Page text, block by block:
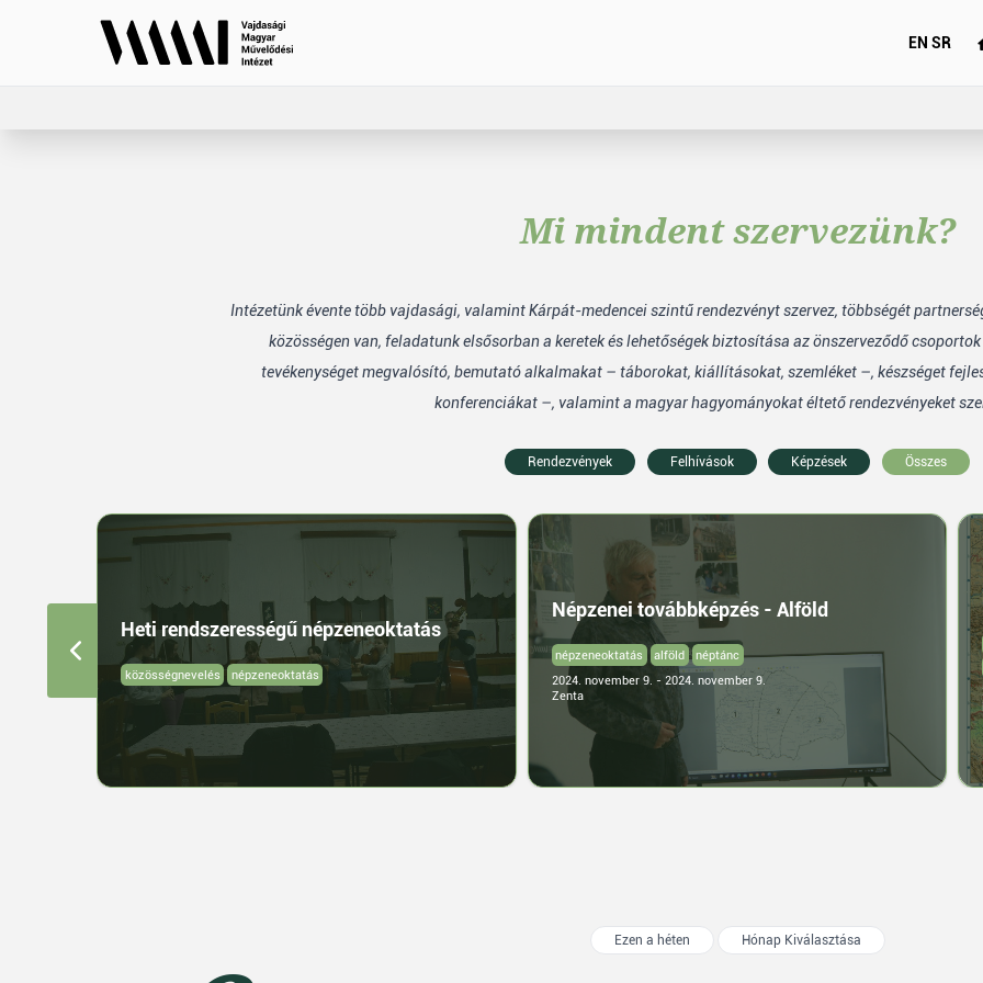
EN SR
Mi mindent szervezünk?
Intézetünk évente több vajdasági, valamint Kárpát-medencei szintű rendezvényt szervez, többségét
közösségen van, feladatunk elsősorban a keretek és lehetőségek biztosítása az önszerveződő
tevékenységet megvalósító, bemutató alkalmakat – táborokat, kiállításokat, szemléket –, készséget
konferenciákat –, valamint a magyar hagyományokat éltető rendezvényeket
Rendezvények Felhívások Képzések Összes
Heti rendszerességű népzeneoktatás
közösségnevelés népzeneoktatás
Népzenei továbbképzés - Alföld
népzeneoktatás alföld
néptánc
2024. november 9. - 2024. november 9.
Zenta
Ezen a héten